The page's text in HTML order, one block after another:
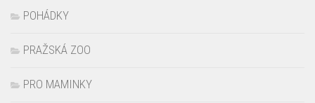
POHÁDKY
PRAŽSKÁ ZOO
PRO MAMINKY